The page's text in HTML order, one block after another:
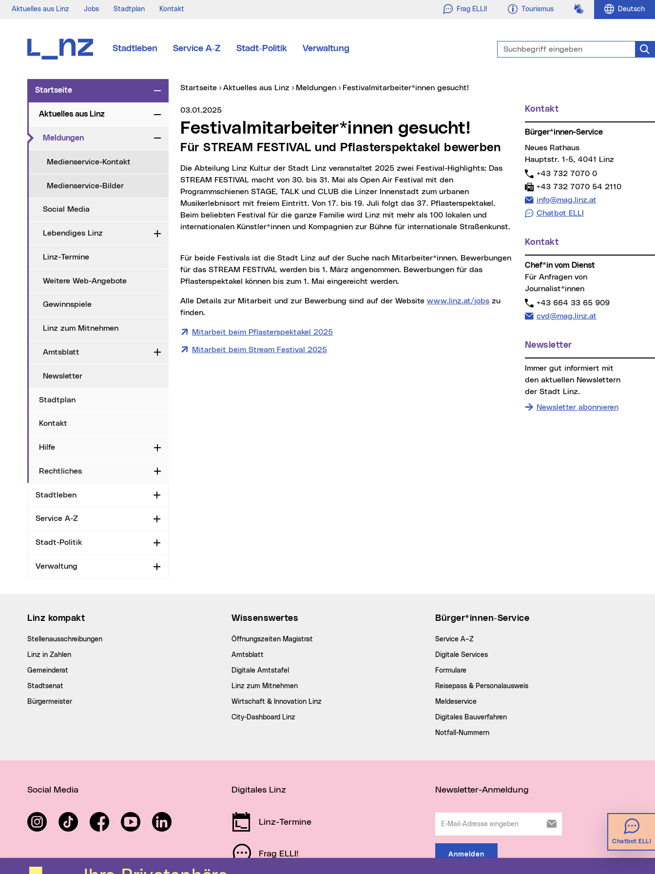
Aktuelles aus Linz Jobs Stadtplan Kontakt Frag ELLI! Tourismus Gebärdensprache
Deutsch
Stadtleben Service A-Z Stadt-Politik Verwaltung Suchbegriff eingeben
Startseite Zuklappen
Aktuelles aus Linz Zuklappen
Meldungen(aktueller Menüpunkt)Zuklappen
Medienservice-Kontakt
Medienservice-Bilder
Social Media
Lebendiges Linz Aufklappen
Linz-Termine
Weitere Web-Angebote
Gewinnspiele
Linz zum Mitnehmen
Amtsblatt Aufklappen
Newsletter
Stadtplan
Kontakt
Hilfe Aufklappen
Rechtliches Aufklappen
Stadtleben Aufklappen
Service A-Z Aufklappen
Stadt-Politik Aufklappen
Verwaltung Aufklappen
Sie sind hier:
Startseite Aktuelles aus Linz Meldungen Festivalmitarbeiter*innen gesucht!
Medienservice vom:
03.01.2025
Festivalmitarbeiter*innen gesucht!
Für STREAM FESTIVAL und Pflasterspektakel bewerben
Die Abteilung Linz Kultur der Stadt Linz veranstaltet 2025 zwei Festival-Highlights: Das
STREAM FESTIVAL macht von 30. bis 31. Mai als Open Air Festival mit den
Programmschienen STAGE, TALK und CLUB die Linzer Innenstadt zum urbanen
Musikerlebnisort mit freiem Eintritt. Von 17. bis 19. Juli folgt das 37. Pflasterspektakel.
Beim beliebten Festival für die ganze Familie wird Linz mit mehr als 100 lokalen und
internationalen Künstler*innen und Kompagnien zur Bühne für internationale Straßenkunst.
Für beide Festivals ist die Stadt Linz auf der Suche nach Mitarbeiter*innen. Bewerbungen
für das STREAM FESTIVAL werden bis 1. März angenommen. Bewerbungen für das
Pflasterspektakel können bis zum 1. Mai eingereicht werden.
Alle Details zur Mitarbeit und zur Bewerbung sind auf der Website www.linz.at/jobs zu
finden.
Mitarbeit beim Pflasterspektakel 2025
Mitarbeit beim Stream Festival 2025
Weitere Informationen
Kontakt
Bürger*innen-Service
Neues Rathaus
Hauptstr. 1-5, 4041 Linz
Telefon:
+43 732 7070 0
Fax:
+43 732 7070 54 2110
E-Mail Adresse:
info@mag.linz.at
Chatbot ELLI
Kontakt
Chef*in vom Dienst
Für Anfragen von
Journalist*innen
Telefon:
+43 664 33 65 909
E-Mail Adresse:
cvd@mag.linz.at
Newsletter
den aktuellen Newslettern
der Stadt Linz.
Newsletter abonnieren
Chatbot ELLI
Linz kompakt
Stellenausschreibungen
Linz in Zahlen
Gemeinderat
Stadtsenat
Bürgermeister
Wissenswertes
Öffnungszeiten Magistrat
Amtsblatt
Digitale Amtstafel
Linz zum Mitnehmen
Wirtschaft & Innovation Linz
City-Dashboard Linz
Bürger*innen-Service
Service A–Z
Digitale Services
Formulare
Reisepass & Personalausweis
Meldeservice
Digitales Bauverfahren
Notfall-Nummern
Social Media
InstagramTikTok FacebookYouTube LinkedIn
Digitales Linz
Linz-Termine
Frag ELLI!
Newsletter-Anmeldung
Anmelden